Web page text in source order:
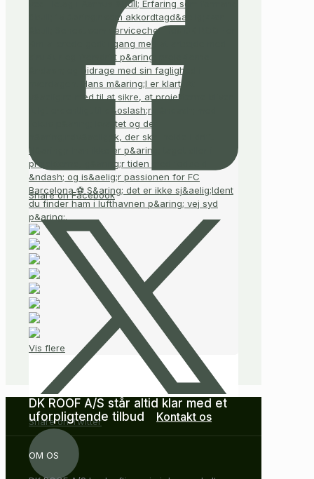
Share on Facebook
Share on Twitter
Vis flere
DK ROOF A/S står altid klar med et
uforpligtende tilbud
Kontakt os
OM OS